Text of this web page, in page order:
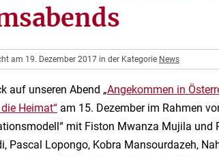
am 19. Dezember 2017 in der Kategorie News
auf unseren Abend „Angekommen in
Heimat“ am 15. Dezember im Rahmen
mit Fiston Mwanza Mujila und
Pascal Lopongo, Kobra Mansourdazeh,